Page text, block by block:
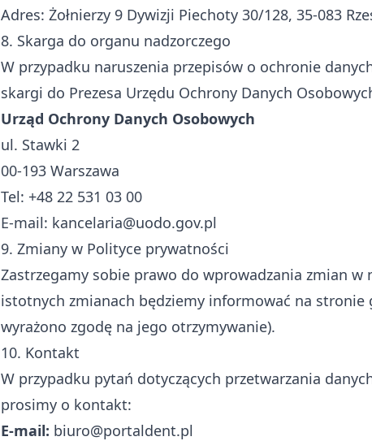
Adres: Żołnierzy 9 Dywizji Piechoty 30/128, 35-083
8. Skarga do organu nadzorczego
W przypadku naruszenia przepisów o ochronie
skargi do Prezesa Urzędu Ochrony Danych
Urząd Ochrony Danych Osobowych
ul. Stawki 2
00-193 Warszawa
Tel: +48 22 531 03 00
E-mail: kancelaria@uodo.gov.pl
9. Zmiany w Polityce prywatności
Zastrzegamy sobie prawo do wprowadzania zmian
istotnych zmianach będziemy informować na stronie
wyrażono zgodę na jego otrzymywanie).
10. Kontakt
W przypadku pytań dotyczących przetwarzania
prosimy o kontakt:
E-mail: biuro@portaldent.pl